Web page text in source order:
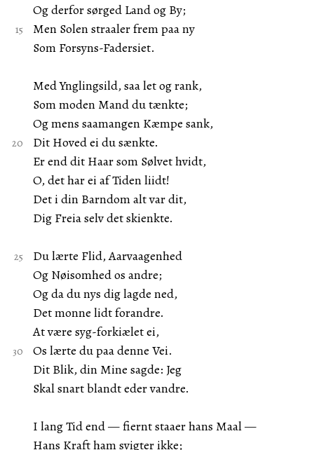
Og derfor sørged Land og By;
Men Solen straaler frem paa ny
Som Forsyns-Fadersiet.
Med Ynglingsild, saa let og rank,
Som moden Mand du tænkte;
Og mens saamangen Kæmpe sank,
Dit Hoved ei du sænkte.
Er end dit Haar som Sølvet hvidt,
O, det har ei af Tiden liidt!
Det i din Barndom alt var dit,
Dig Freia selv det skienkte.
Du lærte Flid, Aarvaagenhed
Og Nøisomhed os andre;
Og da du nys dig lagde ned,
Det monne lidt forandre.
At være syg-forkiælet ei,
Os lærte du paa denne Vei.
Dit Blik, din Mine sagde: Jeg
Skal snart blandt eder vandre.
I lang Tid end — fiernt staaer hans Maal —
Hans Kraft ham svigter ikke;